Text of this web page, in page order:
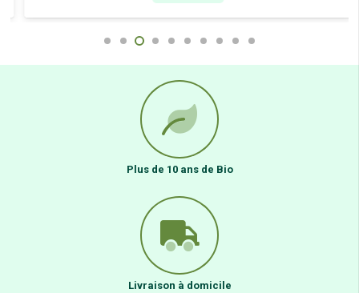
Plus de 10 ans de Bio
Livraison à domicile